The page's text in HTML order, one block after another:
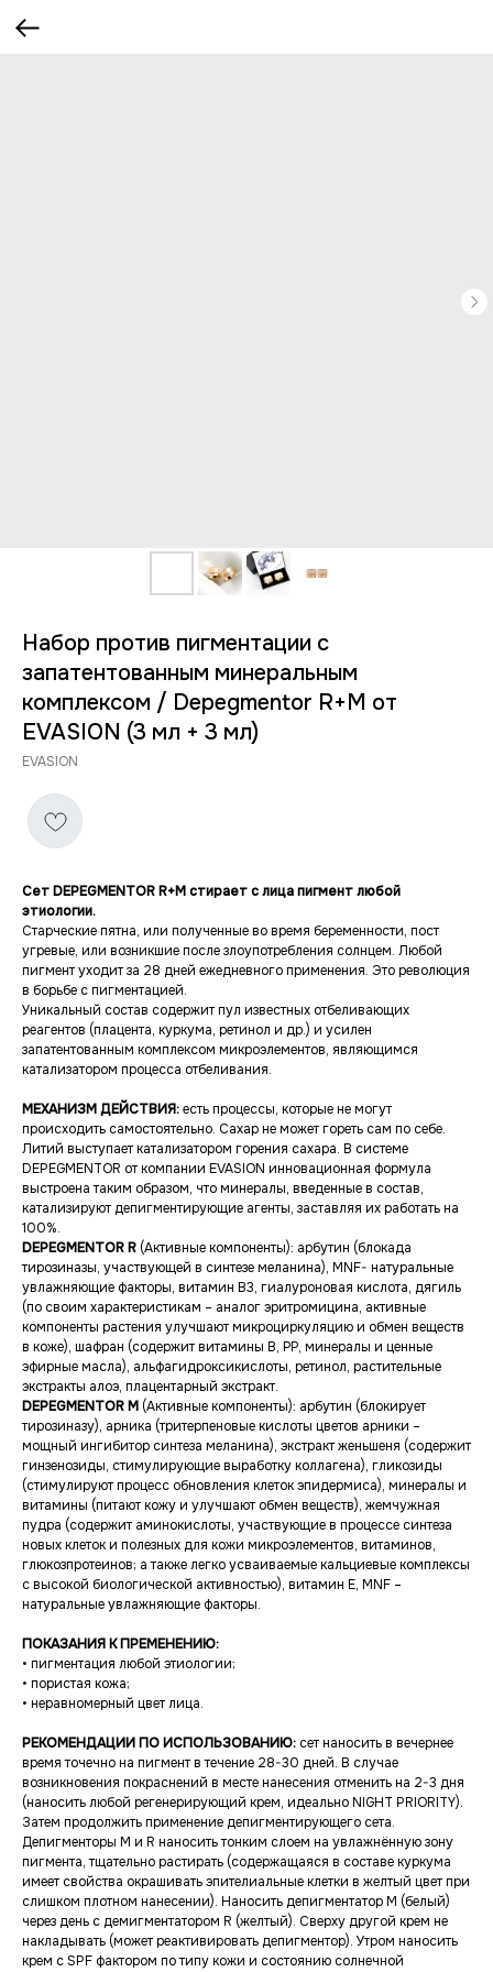
Набор против пигментации с
запатентованным минеральным
комплексом / Depegmentor R+M от
EVASION (3 мл + 3 мл)
EVASION
Сет DEPЕGMENTOR R+M стирает с лица пигмент любой
этиологии.
Старческие пятна, или полученные во время беременности, пост
угревые, или возникшие после злоупотребления солнцем. Любой
пигмент уходит за 28 дней ежедневного применения. Это революция
в борьбе с пигментацией.
Уникальный состав содержит пул известных отбеливающих
реагентов (плацента, куркума, ретинол и др.) и усилен
запатентованным комплексом микроэлементов, являющимся
катализатором процесса отбеливания.
МЕХАНИЗМ ДЕЙСТВИЯ:есть процессы, которые не могут
происходить самостоятельно. Сахар не может гореть сам по себе.
Литий выступает катализатором горения сахара. В системе
DEPЕGMENTOR от компании EVASION инновационная формула
выстроена таким образом, что минералы, введенные в состав,
катализируют депигментирующие агенты, заставляя их работать на
100%.
DEPЕGMENTOR R (Активные компоненты): арбутин (блокада
тирозиназы, участвующей в синтезе меланина), МNF- натуральные
увлажняющие факторы, витамин B3, гиалуроновая кислота, дягиль
(по своим характеристикам – аналог эритромицина, активные
компоненты растения улучшают микроциркуляцию и обмен веществ
в коже), шафран (содержит витамины В, РР, минералы и ценные
эфирные масла), альфагидроксикислоты, ретинол, растительные
экстракты алоэ, плацентарный экстракт.
DEPЕGMENTOR M (Активные компоненты): арбутин (блокирует
тирозиназу), арника (тритерпеновые кислоты цветов арники –
мощный ингибитор синтеза меланина), экстракт женьшеня (содержит
гинзенозиды, стимулирующие выработку коллагена), гликозиды
(стимулируют процесс обновления клеток эпидермиса), минералы и
витамины (питают кожу и улучшают обмен веществ), жемчужная
пудра (содержит аминокислоты, участвующие в процессе синтеза
новых клеток и полезных для кожи микроэлементов, витаминов,
глюкозпротеинов; а также легко усваиваемые кальциевые комплексы
с высокой биологической активностью), витамин Е, MNF –
натуральные увлажняющие факторы.
ПОКАЗАНИЯ К ПРЕМЕНЕНИЮ:
• пигментация любой этиологии;
• пористая кожа;
• неравномерный цвет лица.
РЕКОМЕНДАЦИИ ПО ИСПОЛЬЗОВАНИЮ: сет наносить в вечернее
время точечно на пигмент в течение 28-30 дней. В случае
возникновения покраснений в месте нанесения отменить на 2-3 дня
(наносить любой регенерирующий крем, идеально NIGHT PRIORITY).
Затем продолжить применение депигментирующего сета.
Депигменторы М и R наносить тонким слоем на увлажнённую зону
пигмента, тщательно растирать (содержащаяся в составе куркума
имеет свойства окрашивать эпителиальные клетки в желтый цвет при
слишком плотном нанесении). Наносить депигментатор М (белый)
через день с демигментатором R (желтый). Сверху другой крем не
накладывать (может реактивировать депигментор). Утром наносить
крем с SPF фактором по типу кожи и состоянию солнечной